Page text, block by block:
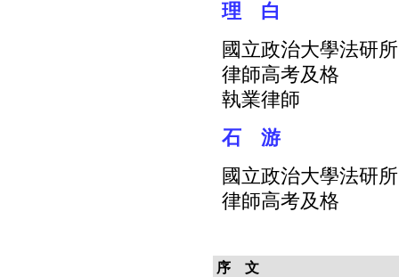
理 白
國立政治大學法研
律師高考及格
執業律師
石 游
國立政治大學法研
律師高考及格
序 文